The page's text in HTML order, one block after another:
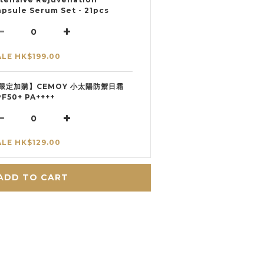
Serum Set - 21pcs
HK$199.00
限定加購】CEMOY 小太陽防禦日霜
PA++++
HK$129.00
TO CART